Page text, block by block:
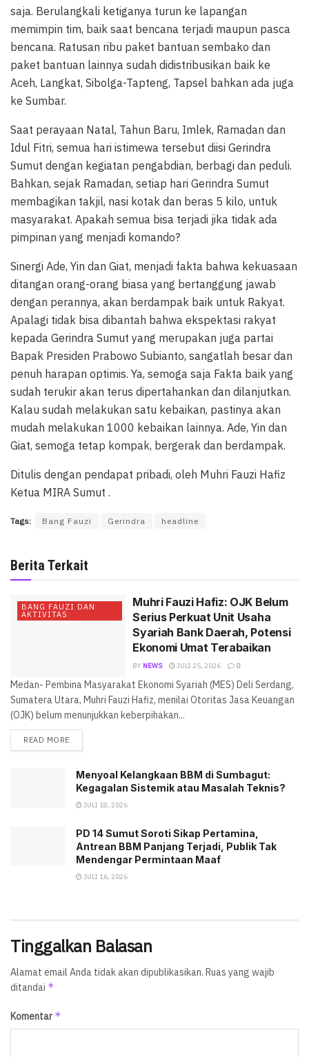
saja. Berulangkali ketiganya turun ke lapangan
memimpin tim, baik saat bencana terjadi maupun pasca
bencana. Ratusan ribu paket bantuan sembako dan
paket bantuan lainnya sudah didistribusikan baik ke
Aceh, Langkat, Sibolga-Tapteng, Tapsel bahkan ada juga
ke Sumbar.
Saat perayaan Natal, Tahun Baru, Imlek, Ramadan dan
Idul Fitri, semua hari istimewa tersebut diisi Gerindra
Sumut dengan kegiatan pengabdian, berbagi dan peduli.
Bahkan, sejak Ramadan, setiap hari Gerindra Sumut
membagikan takjil, nasi kotak dan beras 5 kilo, untuk
masyarakat. Apakah semua bisa terjadi jika tidak ada
pimpinan yang menjadi komando?
Sinergi Ade, Yin dan Giat, menjadi fakta bahwa kekuasaan
ditangan orang-orang biasa yang bertanggung jawab
dengan perannya, akan berdampak baik untuk Rakyat.
Apalagi tidak bisa dibantah bahwa ekspektasi rakyat
kepada Gerindra Sumut yang merupakan juga partai
Bapak Presiden Prabowo Subianto, sangatlah besar dan
penuh harapan optimis. Ya, semoga saja Fakta baik yang
sudah terukir akan terus dipertahankan dan dilanjutkan.
Kalau sudah melakukan satu kebaikan, pastinya akan
mudah melakukan 1000 kebaikan lainnya. Ade, Yin dan
Giat, semoga tetap kompak, bergerak dan berdampak.
Ditulis dengan pendapat pribadi, oleh Muhri Fauzi Hafiz
Ketua MIRA Sumut .
Tags: Bang Fauzi Gerindra headline
Berita Terkait
BANG FAUZI DAN
AKTIVITAS
Muhri Fauzi Hafiz: OJK Belum
Serius Perkuat Unit Usaha
Syariah Bank Daerah, Potensi
Ekonomi Umat Terabaikan
BY NEWS JULI 25, 2026 0
Medan- Pembina Masyarakat Ekonomi Syariah (MES) Deli Serdang,
Sumatera Utara, Muhri Fauzi Hafiz, menilai Otoritas Jasa Keuangan
(OJK) belum menunjukkan keberpihakan...
READ MORE
Menyoal Kelangkaan BBM di Sumbagut:
Kegagalan Sistemik atau Masalah Teknis?
JULI 18, 2026
PD 14 Sumut Soroti Sikap Pertamina,
Antrean BBM Panjang Terjadi, Publik Tak
Mendengar Permintaan Maaf
JULI 16, 2026
Tinggalkan Balasan
Alamat email Anda tidak akan dipublikasikan. Ruas yang wajib
ditandai *
Komentar*